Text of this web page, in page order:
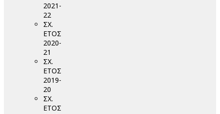
2021-
22
ΣΧ.
ΕΤΟΣ
2020-
21
ΣΧ.
ΕΤΟΣ
2019-
20
ΣΧ.
ΕΤΟΣ